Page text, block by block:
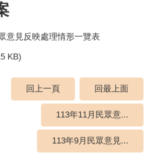
意見反映處理情形一覽表
KB)
回上一頁 回最上面
113年11月民眾意...
113年9月民眾意見...